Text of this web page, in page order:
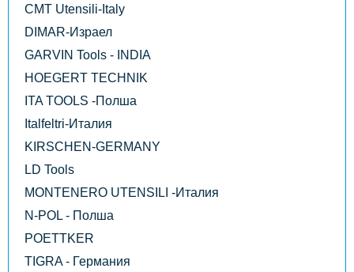
CMT Utensili-Italy
DIMAR-Израел
GARVIN Tools - INDIA
HOEGERT TECHNIK
ITA TOOLS -Полша
Italfeltri-Италия
KIRSCHEN-GERMANY
LD Tools
MONTENERO UTENSILI -Италия
N-POL - Полша
POETTKER
TIGRA - Германия